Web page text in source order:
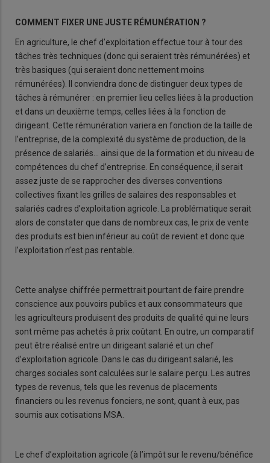
COMMENT FIXER UNE JUSTE RÉMUNÉRATION ?
En agriculture, le chef d’exploitation effectue tour à tour des
tâches très techniques (donc qui seraient très rémunérées) et
très basiques (qui seraient donc nettement moins
rémunérées). Il conviendra donc de distinguer deux types de
tâches à rémunérer : en premier lieu celles liées à la production
et dans un deuxième temps, celles liées à la fonction de
dirigeant. Cette rémunération variera en fonction de la taille de
l’entreprise, de la complexité du système de production, de la
présence de salariés… ainsi que de la formation et du niveau de
compétences du chef d’entreprise. En conséquence, il serait
assez juste de se rapprocher des diverses conventions
collectives fixant les grilles de salaires des responsables et
salariés cadres d’exploitation agricole. La problématique serait
alors de constater que dans de nombreux cas, le prix de vente
des produits est bien inférieur au coût de revient et donc que
l’exploitation n’est pas rentable.
Cette analyse chiffrée permettrait pourtant de faire prendre
conscience aux pouvoirs publics et aux consommateurs que
les agriculteurs produisent des produits de qualité qui ne leurs
sont même pas achetés à prix coûtant. En outre, un comparatif
peut être réalisé entre un dirigeant salarié et un chef
d’exploitation agricole. Dans le cas du dirigeant salarié, les
charges sociales sont calculées sur le salaire perçu. Les autres
types de revenus, tels que les revenus de placements
financiers ou les revenus fonciers, ne sont, quant à eux, pas
soumis aux cotisations MSA.
Le chef d’exploitation agricole (à l’impôt sur le revenu/bénéfice